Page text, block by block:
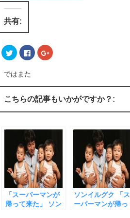
共有:
ク
リ
し
て
T
i
t
e
新
し
い
ウ
ィ
ン
ド
ウ
で
開
き
F
a
o
で
共
す
は
ク
リ
ッ
ク
し
て
く
だ
さ
い
(
新
し
ク
リ
G
o
g
e
有
(
新
し
い
ウ
ィ
ン
ド
ウ
で
開
き
ではまた
こちらの記事もいかがですか？:
「スーパーマンが
帰って来た」 ソン
ソンイルグク 「ス
ーパーマンが帰っ